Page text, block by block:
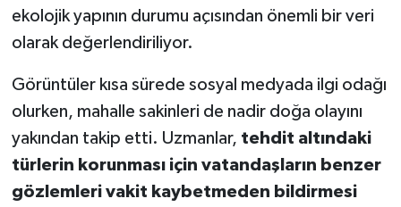
ekolojik yapının durumu açısından önemli bir veri
olarak değerlendiriliyor.
Görüntüler kısa sürede sosyal medyada ilgi odağı
olurken, mahalle sakinleri de nadir doğa olayını
yakından takip etti. Uzmanlar, tehdit altındaki
türlerin korunması için vatandaşların benzer
gözlemleri vakit kaybetmeden bildirmesi
SEÇİM 2014
KİM KİMDİR
ÇEK GÖNDER
KİTAP